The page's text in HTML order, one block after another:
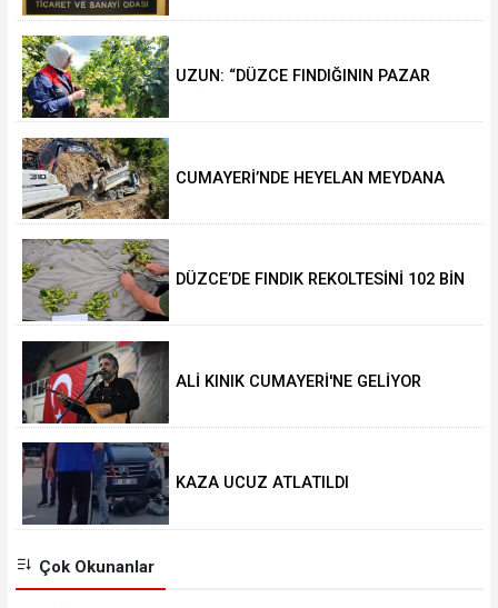
UZUN: “DÜZCE FINDIĞININ PAZAR
CUMAYERİ’NDE HEYELAN MEYDANA
DÜZCE’DE FINDIK REKOLTESİNİ 102 BİN
ALİ KINIK CUMAYERİ'NE GELİYOR
KAZA UCUZ ATLATILDI
Çok Okunanlar